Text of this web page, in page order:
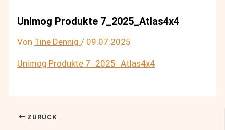
Unimog Produkte 7_2025_Atlas4x4
Von Tine Dennig/ 09.07.2025
Unimog Produkte 7_2025_Atlas4x4
ZURÜCK